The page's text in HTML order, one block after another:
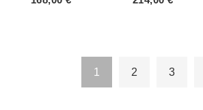
1 2 3